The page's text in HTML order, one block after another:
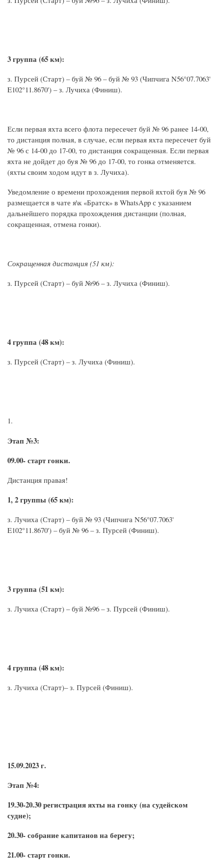
3 группа (65 км):
з. Пурсей (Старт) – буй № 96 – буй № 93 (Чипчига N56°07.7063'
E102°11.8670') – з. Лучиха (Финиш).
Если первая яхта всего флота пересечет буй № 96 ранее 14-00,
то дистанция полная, в случае, если первая яхта пересечет буй
№ 96 с 14-00 до 17-00, то дистанция сокращенная. Если первая
яхта не дойдет до буя № 96 до 17-00, то гонка отменяется.
(яхты своим ходом идут в з. Лучиха).
Уведомление о времени прохождения первой яхтой буя № 96
размещается в чате я\к «Братск» в WhatsApp с указанием
дальнейшего порядка прохождения дистанции (полная,
сокращенная, отмена гонки).
Сокращенная дистанция (51 км):
з. Пурсей (Старт) – буй №96 – з. Лучиха (Финиш).
4 группа (48 км):
з. Пурсей (Старт) – з. Лучиха (Финиш).
Этап №3:
09.00- старт гонки.
Дистанция правая!
1, 2 группы (65 км):
з. Лучиха (Старт) – буй № 93 (Чипчига N56°07.7063'
E102°11.8670') – буй № 96 – з. Пурсей (Финиш).
3 группа (51 км):
з. Лучиха (Старт) – буй №96 – з. Пурсей (Финиш).
4 группа (48 км):
з. Лучиха (Старт)– з. Пурсей (Финиш).
15.09.2023 г.
Этап №4:
19.30-20.30 регистрация яхты на гонку (на судейском
судне);
20.30- собрание капитанов на берегу;
21.00- старт гонки.